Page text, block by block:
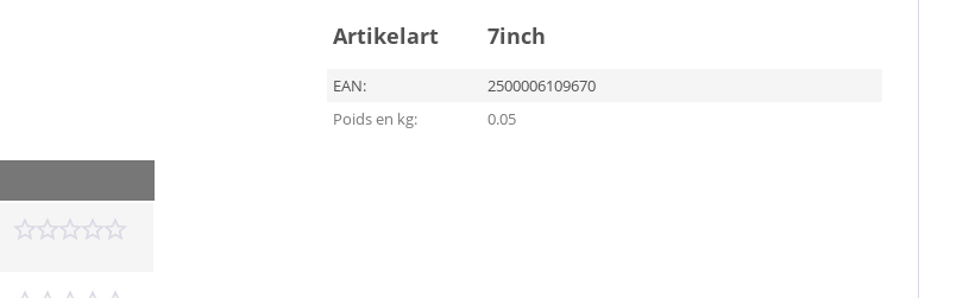
Artikelart 7inch
EAN:
2500006109670
Poids en kg:
0.05